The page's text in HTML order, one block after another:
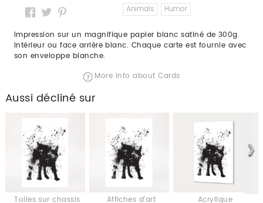
Animals Humor
Impression sur un magnifique papier blanc satiné de 300g.
Intérieur ou face arrière blanc. Chaque carte est fournie avec
son enveloppe blanche.
More info about Cards
Aussi décliné sur
Toiles sur chassis Affiches d'art Acrylique